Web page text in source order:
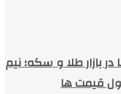
بازار طلا و سکه؛ نیم
قیمت ها